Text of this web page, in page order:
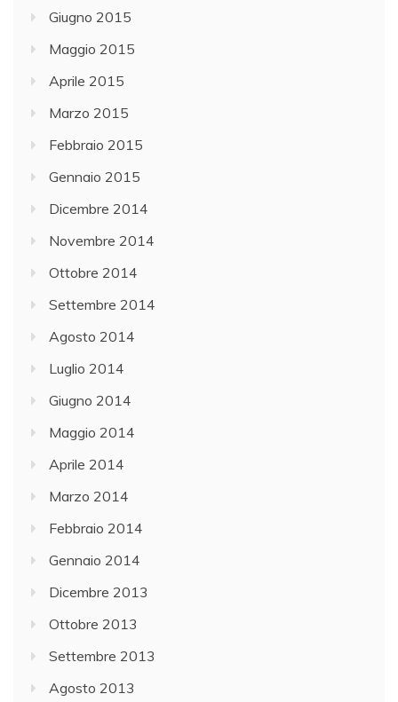
Giugno 2015
Maggio 2015
Aprile 2015
Marzo 2015
Febbraio 2015
Gennaio 2015
Dicembre 2014
Novembre 2014
Ottobre 2014
Settembre 2014
Agosto 2014
Luglio 2014
Giugno 2014
Maggio 2014
Aprile 2014
Marzo 2014
Febbraio 2014
Gennaio 2014
Dicembre 2013
Ottobre 2013
Settembre 2013
Agosto 2013